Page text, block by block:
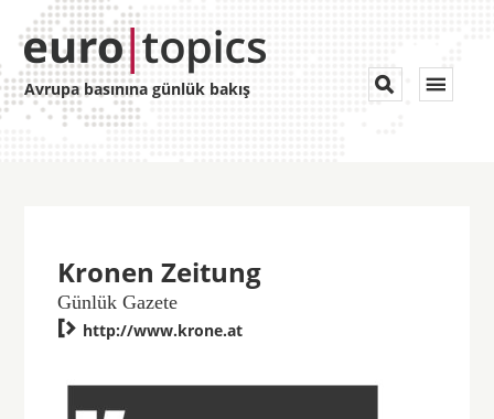
Avrupa basınına günlük bakış Toggle


Kronen Zeitung
Günlük Gazete
 http://www.krone.at